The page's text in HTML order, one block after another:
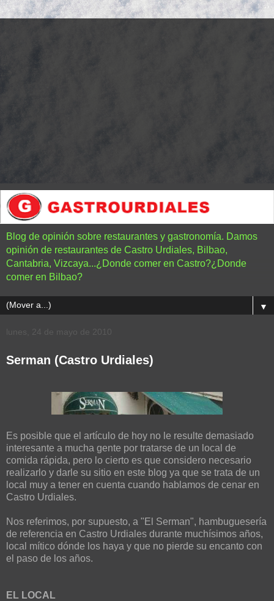
Blog de opinión sobre restaurantes y gastronomía. Damos
opinión de restaurantes de Castro Urdiales, Bilbao,
Cantabria, Vizcaya...¿Donde comer en Castro?¿Donde
comer en Bilbao?
▼
lunes, 24 de mayo de 2010
Serman (Castro Urdiales)
Es posible que el artículo de hoy no le resulte demasiado
interesante a mucha gente por tratarse de un local de
comida rápida, pero lo cierto es que considero necesario
realizarlo y darle su sitio en este blog ya que se trata de un
local muy a tener en cuenta cuando hablamos de cenar en
Castro Urdiales.
Nos referimos, por supuesto, a "El Serman", hambuguesería
de referencia en Castro Urdiales durante muchísimos años,
local mítico dónde los haya y que no pierde su encanto con
el paso de los años.
EL LOCAL